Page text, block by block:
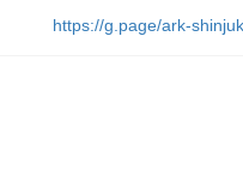
https://g.page/ark-